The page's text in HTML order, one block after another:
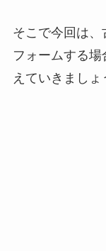
そこで今回は、
フォームする
えていきましょ